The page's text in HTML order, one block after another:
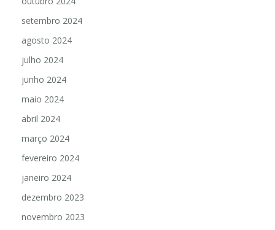
setembro 2024
agosto 2024
julho 2024
junho 2024
maio 2024
abril 2024
março 2024
fevereiro 2024
janeiro 2024
dezembro 2023
novembro 2023